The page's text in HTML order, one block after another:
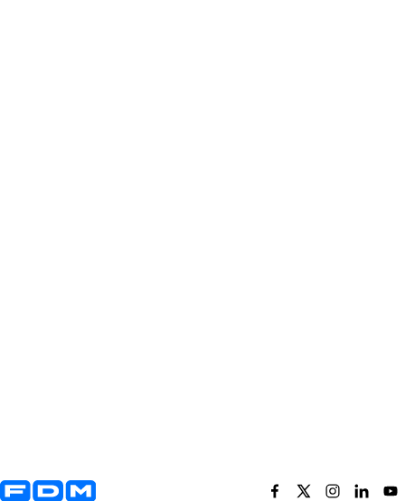
Yderligere information og kontaktoplysninger